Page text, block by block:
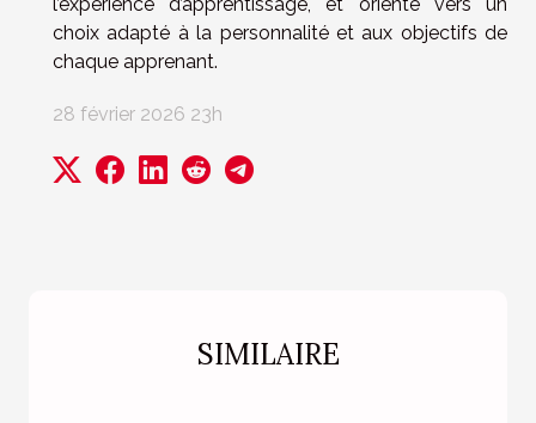
SIMILAIRE
choix adapté à la personnalité et aux objectifs de
chaque apprenant.
28 février 2026 23h